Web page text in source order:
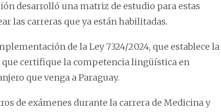
desarrolló una matriz de estudio para estas
las carreras que ya están habilitadas.
de la Ley 7324/2024, que establece la
certifique la competencia lingüística en
que venga a Paraguay.
de exámenes durante la carrera de Medicina y